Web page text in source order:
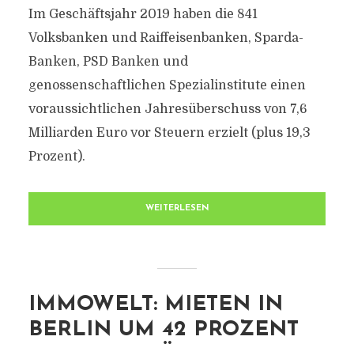
Im Geschäftsjahr 2019 haben die 841
Volksbanken und Raiffeisenbanken, Sparda-
Banken, PSD Banken und
genossenschaftlichen Spezialinstitute einen
voraussichtlichen Jahresüberschuss von 7,6
Milliarden Euro vor Steuern erzielt (plus 19,3
Prozent).
WEITERLESEN
IMMOWELT: MIETEN IN
BERLIN UM 42 PROZENT